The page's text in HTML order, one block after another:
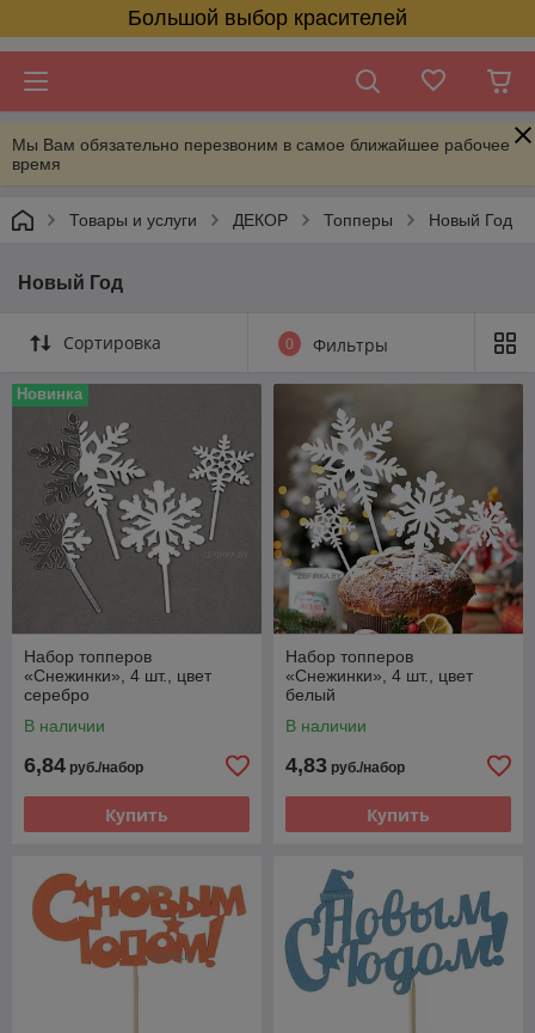
Большой выбор красителей
Мы Вам обязательно перезвоним в самое ближайшее рабочее
время
Товары и услуги ДЕКОР Топперы Новый Год
Новый Год
Сортировка 0 Фильтры
Новинка
Набор топперов
«Снежинки», 4 шт., цвет
серебро
В наличии
6,84 руб./набор
Купить
Набор топперов
«Снежинки», 4 шт., цвет
белый
В наличии
4,83 руб./набор
Купить